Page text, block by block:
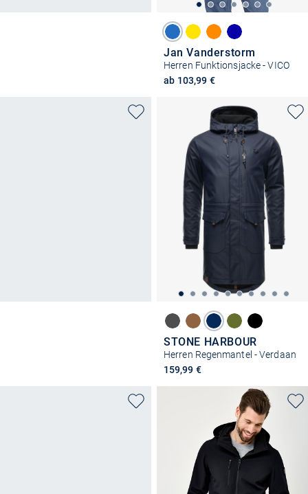
Jan Vanderstorm
Herren Funktionsjacke - VICO
ab 103,99 €
STONE HARBOUR
Herren Regenmantel - Verdaan
159,99 €